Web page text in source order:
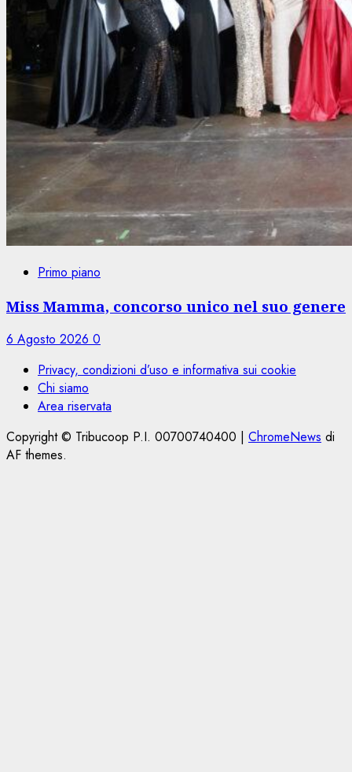
Primo piano
Miss Mamma, concorso unico nel suo genere
6 Agosto 2026 0
Privacy, condizioni d’uso e informativa sui cookie
Chi siamo
Area riservata
Copyright © Tribucoop P.I. 00700740400 | ChromeNews di
AF themes.